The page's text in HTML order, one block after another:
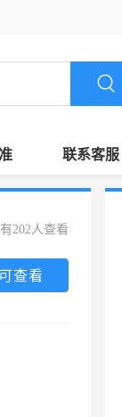
联系客服
202人查看
查看